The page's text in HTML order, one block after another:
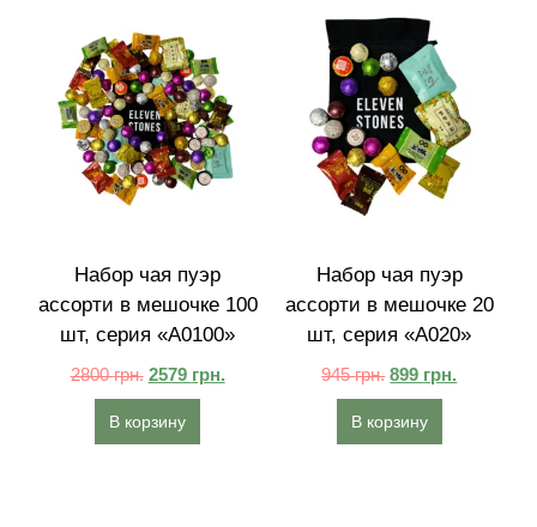
Набор чая пуэр
ассорти в мешочке 100
шт, серия «A0100»
2800грн. 2579 грн.
В корзину
Набор чая пуэр
ассорти в мешочке 20
шт, серия «A020»
945грн. 899 грн.
В корзину